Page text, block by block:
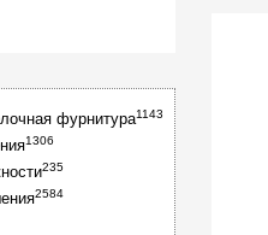
фурнитура1143
1306
235
2584